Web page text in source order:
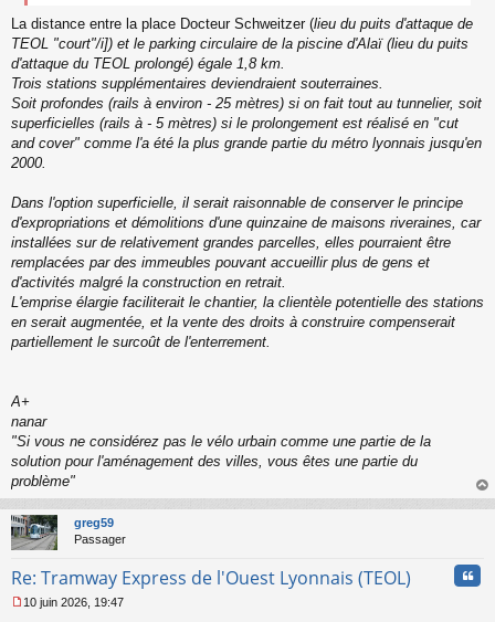
La distance entre la place Docteur Schweitzer (lieu du puits d'attaque de
TEOL "court"/i]) et le parking circulaire de la piscine d'Alaï (lieu du puits
d'attaque du TEOL prolongé) égale 1,8 km.
Trois stations supplémentaires deviendraient souterraines.
Soit profondes (rails à environ - 25 mètres) si on fait tout au tunnelier, soit
superficielles (rails à - 5 mètres) si le prolongement est réalisé en "cut
and cover" comme l'a été la plus grande partie du métro lyonnais jusqu'en
2000.
Dans l'option superficielle, il serait raisonnable de conserver le principe
d'expropriations et démolitions d'une quinzaine de maisons riveraines, car
installées sur de relativement grandes parcelles, elles pourraient être
remplacées par des immeubles pouvant accueillir plus de gens et
d'activités malgré la construction en retrait.
L'emprise élargie faciliterait le chantier, la clientèle potentielle des stations
en serait augmentée, et la vente des droits à construire compenserait
partiellement le surcoût de l'enterrement.
A+
nanar
"Si vous ne considérez pas le vélo urbain comme une partie de la
solution pour l'aménagement des villes, vous êtes une partie du
problème"
au
greg59
Passager
Re: Tramway Express de l'Ouest Lyonnais (TEOL)
10 juin 2026, 19:47